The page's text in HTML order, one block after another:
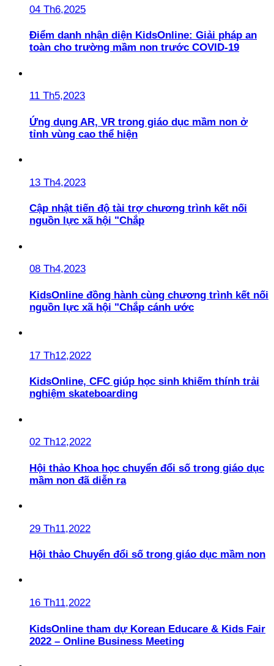
04 Th6,2025
Điểm danh nhận diện KidsOnline: Giải pháp an
toàn cho trường mầm non trước COVID-19
11 Th5,2023
Ứng dụng AR, VR trong giáo dục mầm non ở
tỉnh vùng cao thể hiện
13 Th4,2023
Cập nhật tiến độ tài trợ chương trình kết nối
nguồn lực xã hội "Chắp
08 Th4,2023
KidsOnline đồng hành cùng chương trình kết nối
nguồn lực xã hội "Chắp cánh ước
17 Th12,2022
KidsOnline, CFC giúp học sinh khiếm thính trải
nghiệm skateboarding
02 Th12,2022
Hội thảo Khoa học chuyển đổi số trong giáo dục
mầm non đã diễn ra
29 Th11,2022
Hội thảo Chuyển đổi số trong giáo dục mầm non
16 Th11,2022
KidsOnline tham dự Korean Educare & Kids Fair
2022 – Online Business Meeting